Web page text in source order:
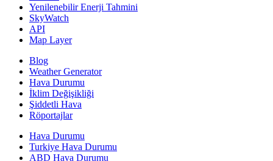
Yenilenebilir Enerji Tahmini
SkyWatch
API
Map Layer
Blog
Weather Generator
Hava Durumu
İklim Değişikliği
Şiddetli Hava
Röportajlar
Hava Durumu
Turkiye Hava Durumu
ABD Hava Durumu